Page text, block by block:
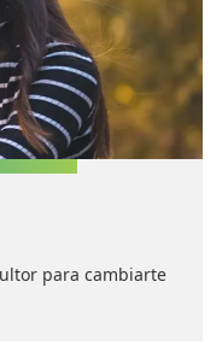
para cambiarte